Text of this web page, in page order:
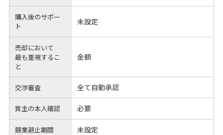
購入後のサポー
ト
未設定
売却において
最も重視するこ
と
金額
交渉審査 全て自動承認
買主の本人確認 必要
競業避止期間 未設定